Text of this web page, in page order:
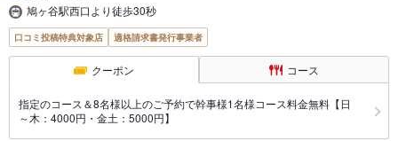
鳩ヶ谷駅西口より徒歩30秒
口コミ投稿特典対象店 適格請求書発行事業者
クーポン コース
指定のコース＆8名様以上のご予約で幹事様1名様コース料金無料【日
～木：4000円・金土：5000円】